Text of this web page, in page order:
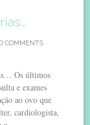
COMMENTS
Os últimos
e exames
ao ovo que
cardiologista,